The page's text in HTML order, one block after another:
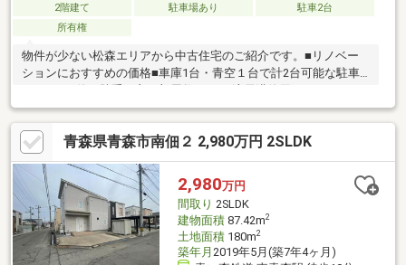
2階建て 駐車場あり
駐車2台
所有権
物件が少ない松森エリアから中古住宅のご紹介です。■リノベー
ションにおすすめの価格■車庫1台・青空１台で計2台可能な駐車
青森県青森市南佃２ 2,980万円 2SLDK
2,980万円
間取り 2SLDK
建物面積87.42m2
土地面積180m2
築年月 2019年5月(築7年4ヶ月)